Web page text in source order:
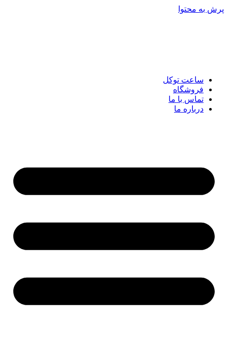
پرش به محتوا
ساعت توکل
فروشگاه
تماس با ما
درباره ما